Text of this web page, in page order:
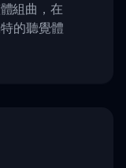
組曲，在
的聽覺體